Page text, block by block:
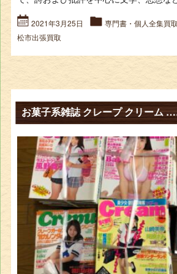
2021年3月25日 専門書・個人全集買取
松市出張買取
お菓子系雑誌 クレープ クリーム